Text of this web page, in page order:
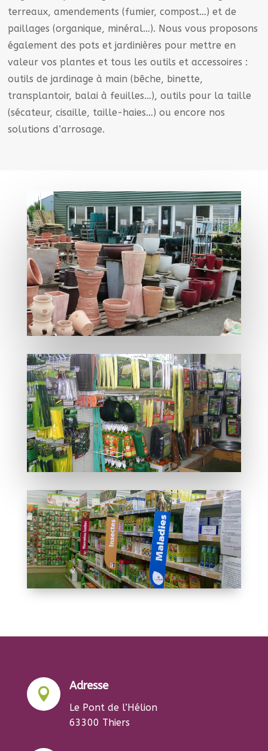
terreaux, amendements (fumier, compost…) et de
paillages (organique, minéral…). Nous vous proposons
également des pots et jardinières pour mettre en
valeur vos plantes et tous les outils et accessoires :
outils de jardinage à main (bêche, binette,
transplantoir, balai à feuilles…), outils pour la taille
(sécateur, cisaille, taille-haies…) ou encore nos
solutions d’arrosage.

Adresse
Le Pont de l’Hélion
63300 Thiers